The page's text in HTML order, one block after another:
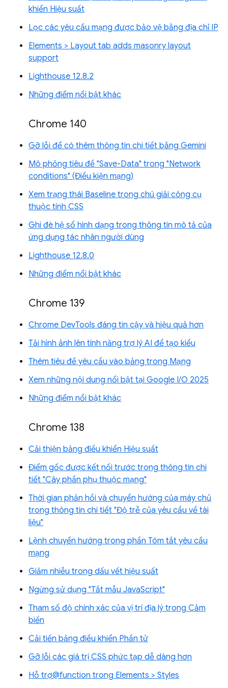
khiển Hiệu suất
Lọc các yêu cầu mạng được bảo vệ bằng địa chỉ IP
Elements > Layout tab adds masonry layout
support
Lighthouse 12.8.2
Những điểm nổi bật khác
Chrome 140
Gỡ lỗi để có thêm thông tin chi tiết bằng Gemini
Mô phỏng tiêu đề "Save-Data" trong "Network
conditions" (Điều kiện mạng)
Xem trạng thái Baseline trong chú giải công cụ
thuộc tính CSS
Ghi đè hệ số hình dạng trong thông tin mô tả của
ứng dụng tác nhân người dùng
Lighthouse 12.8.0
Những điểm nổi bật khác
Chrome 139
Chrome DevTools đáng tin cậy và hiệu quả hơn
Tải hình ảnh lên tính năng trợ lý AI để tạo kiểu
Thêm tiêu đề yêu cầu vào bảng trong Mạng
Xem những nội dung nổi bật tại Google I/O 2025
Những điểm nổi bật khác
Chrome 138
Cải thiện bảng điều khiển Hiệu suất
Điểm gốc được kết nối trước trong thông tin chi
tiết "Cây phần phụ thuộc mạng"
Thời gian phản hồi và chuyển hướng của máy chủ
trong thông tin chi tiết "Độ trễ của yêu cầu về tài
liệu"
Lệnh chuyển hướng trong phần Tóm tắt yêu cầu
mạng
Giảm nhiễu trong dấu vết hiệu suất
Ngừng sử dụng "Tắt mẫu JavaScript"
Tham số độ chính xác của vị trí địa lý trong Cảm
biến
Cải tiến bảng điều khiển Phần tử
Gỡ lỗi các giá trị CSS phức tạp dễ dàng hơn
Hỗ trợ@function trong Elements > Styles